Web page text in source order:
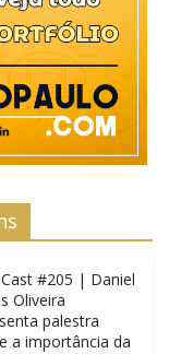
#205 | Daniel
Oliveira
palestra
a importância da